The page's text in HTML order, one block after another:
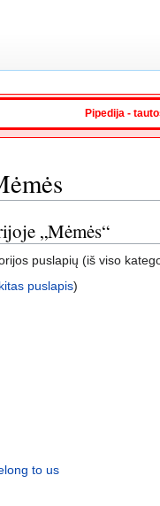
Pipedija -
„Mėmės“
puslapių (iš viso
kitas puslapis)
to us